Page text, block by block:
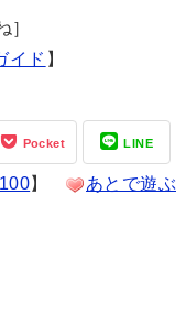
］
イド 】
Pocket LINE
】 あとで遊ぶ